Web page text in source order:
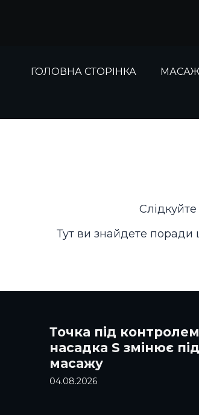
ГОЛОВНА СТОРІНКА
Тут ви знайдете поради
Точка під
насадка S змінює
масажу
04.08.2026